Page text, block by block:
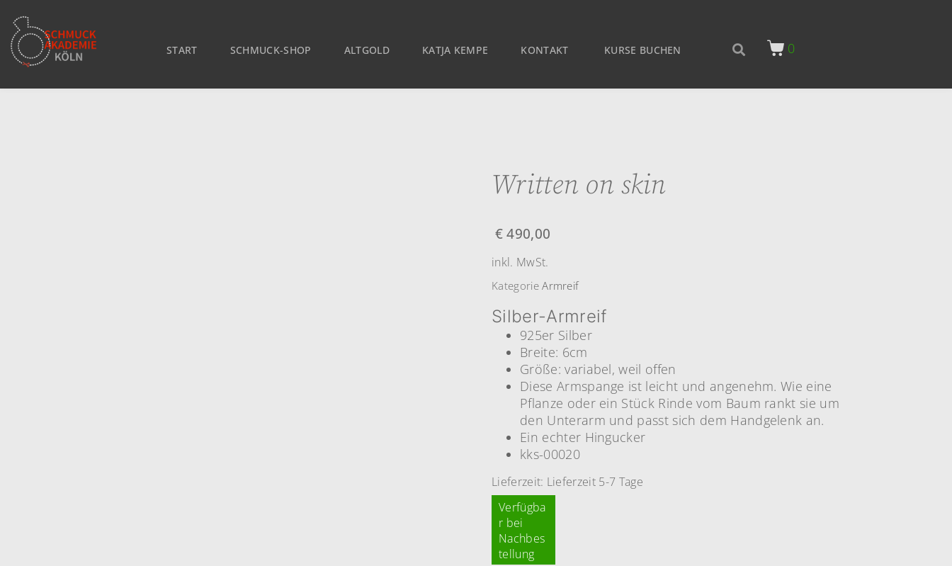
START SCHMUCK-SHOP ALTGOLD KATJA KEMPE KONTAKT KURSE BUCHEN 0
Written on skin
€490,00
inkl. MwSt.
Kategorie Armreif
Silber-Armreif
925er Silber
Breite: 6cm
Größe: variabel, weil offen
Diese Armspange ist leicht und angenehm. Wie eine
Pflanze oder ein Stück Rinde vom Baum rankt sie um
den Unterarm und passt sich dem Handgelenk an.
Ein echter Hingucker
kks-00020
Lieferzeit: Lieferzeit 5-7 Tage
Verfügba
r bei
Nachbes
tellung